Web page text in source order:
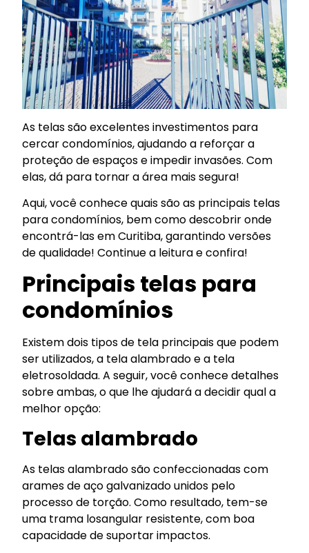
As telas são excelentes investimentos para
cercar condomínios, ajudando a reforçar a
proteção de espaços e impedir invasões. Com
elas, dá para tornar a área mais segura!
Aqui, você conhece quais são as principais telas
para condomínios, bem como descobrir onde
encontrá-las em Curitiba, garantindo versões
de qualidade! Continue a leitura e confira!
Principais telas para
condomínios
Existem dois tipos de tela principais que podem
ser utilizados, a tela alambrado e a tela
eletrosoldada. A seguir, você conhece detalhes
sobre ambas, o que lhe ajudará a decidir qual a
melhor opção:
Telas alambrado
As telas alambrado são confeccionadas com
arames de aço galvanizado unidos pelo
processo de torção. Como resultado, tem-se
uma trama losangular resistente, com boa
capacidade de suportar impactos.